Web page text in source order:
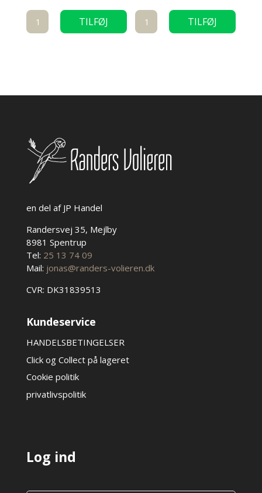
Sort
Underskab
154
Lux-
bur
antal
TILFØJ
TIL KURV
Sort
underskab
XL
104
x
TILFØJ
TIL KURV
en del af JP Handel
Randersvej 35, Mejlby
8981 Spentrup
Tel: 25 13 74 09
Mail: jonas@randers-volieren.dk
CVR: DK31839513
Kundeservice
HANDELSBETINGELSER
Click og Collect på lageret
Cookie politik
privatlivspolitik
Log ind